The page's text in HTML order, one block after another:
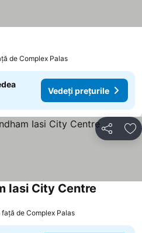
de Complex Palas
Vedeți prețurile
Distribuiți
Iasi City Centre
de Complex Palas